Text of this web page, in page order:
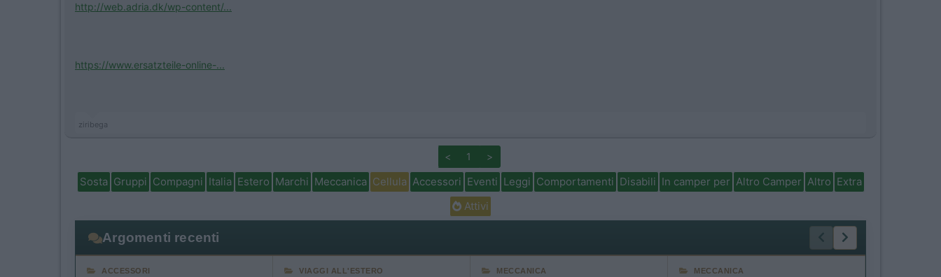
http://web.adria.dk/wp-content/...
https://www.ersatzteile-online-...
ziribega
< 1 >
Sosta Gruppi Compagni Italia Estero Marchi Meccanica Cellula Accessori Eventi Leggi Comportamenti Disabili In camper per Altro Camper Altro Extra
Attivi
Argomenti recenti
ACCESSORI VIAGGI ALL'ESTERO MECCANICA MECCANICA